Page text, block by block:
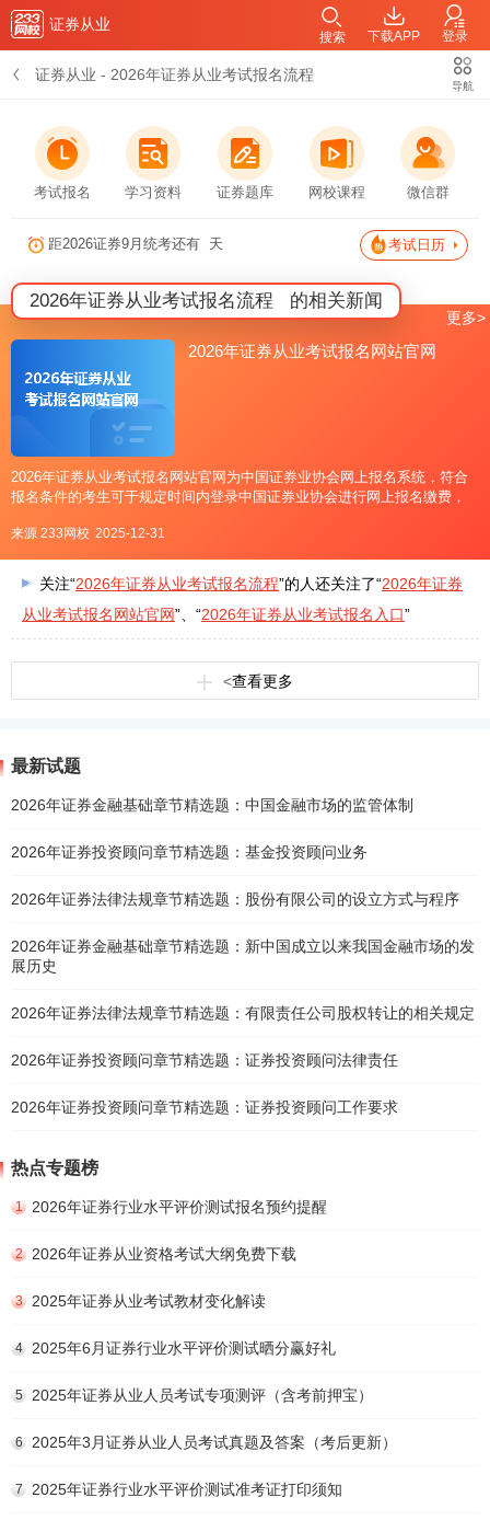
证券从业
下载APP 登录
搜索
证券从业 - 2026年证券从业考试报名流程
导航
考试报名 学习资料 证券题库 网校课程 微信群
距2026证券9月统考还有 天 考试日历
2026年证券从业考试报名流程 的相关新闻
2026年证券从业考试报名网站官网
2026年证券从业考试报名网站官网为中国证券业协会网上报名系统，符合
报名条件的考生可于规定时间内登录中国证券业协会进行网上报名缴费，
试报名流程参考第一步：登录【中国证券业协会网站】→【从业人
来源 233网校 2025-12-31
更多>
关注“2026年证券从业考试报名流程”的人还关注了“2026年证券
从业考试报名网站官网”、“2026年证券从业考试报名入口”
<查看更多
最新试题
2026年证券金融基础章节精选题：中国金融市场的监管体制
2026年证券投资顾问章节精选题：基金投资顾问业务
2026年证券法律法规章节精选题：股份有限公司的设立方式与程序
2026年证券金融基础章节精选题：新中国成立以来我国金融市场的发
展历史
2026年证券法律法规章节精选题：有限责任公司股权转让的相关规定
2026年证券投资顾问章节精选题：证券投资顾问法律责任
2026年证券投资顾问章节精选题：证券投资顾问工作要求
热点专题榜
1 2026年证券行业水平评价测试报名预约提醒
2 2026年证券从业资格考试大纲免费下载
3 2025年证券从业考试教材变化解读
4 2025年6月证券行业水平评价测试晒分赢好礼
5 2025年证券从业人员考试专项测评（含考前押宝）
6 2025年3月证券从业人员考试真题及答案（考后更新）
7 2025年证券行业水平评价测试准考证打印须知